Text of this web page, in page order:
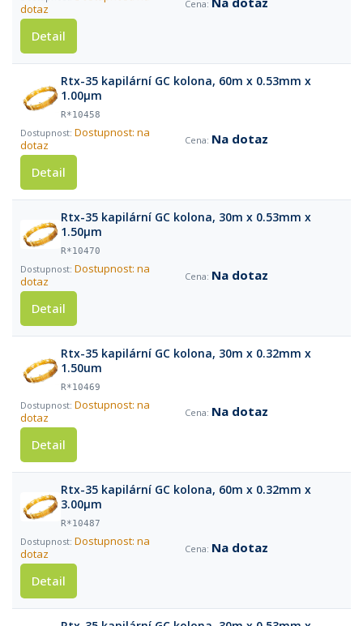
dotaz
Detail
Rtx-35 kapilární GC kolona, 60m x 0.53mm x
1.00µm
R*10458
Dostupnost: na
dotaz
Na dotaz
Detail
Rtx-35 kapilární GC kolona, 30m x 0.53mm x
1.50µm
R*10470
Dostupnost: na
dotaz
Na dotaz
Detail
Rtx-35 kapilární GC kolona, 30m x 0.32mm x
1.50um
R*10469
Dostupnost: na
dotaz
Na dotaz
Detail
Rtx-35 kapilární GC kolona, 60m x 0.32mm x
3.00µm
R*10487
Dostupnost: na
dotaz
Na dotaz
Detail